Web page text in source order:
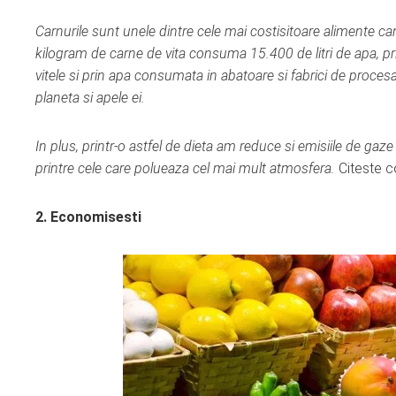
Carnurile sunt unele dintre cele mai costisitoare alimente
kilogram de carne de vita consuma 15.400 de litri de apa,
vitele si prin apa consumata in abatoare si fabrici de
planeta si apele ei.
In plus, printr-o astfel de dieta am reduce si emisiile de
printre cele care polueaza cel mai mult atmosfera. Citeste
2. Economisesti